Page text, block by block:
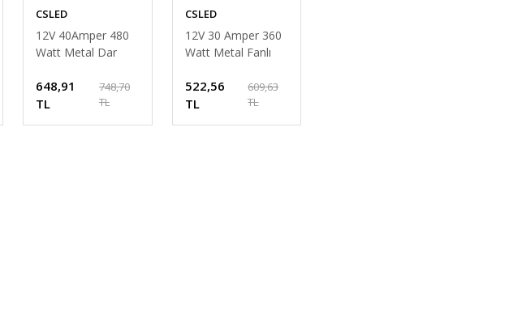
CSLED
12V 40Amper 480
Watt Metal Dar
Adaptör – Sessiz ve
Güçlü Güç Kaynağı
648,91
TL
748,70
TL
CSLED
12V 30 Amper 360
Watt Metal Fanlı
– Güçlü ve Güvenilir
İç Mekan Kullanımı
522,56
TL
609,63
TL